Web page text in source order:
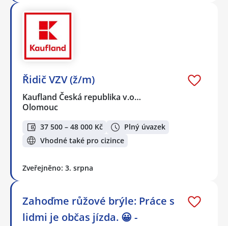
Řidič VZV (ž/m)
Kaufland Česká republika v.o…
Olomouc
37 500 – 48 000 Kč
Plný úvazek
Vhodné také pro cizince
Zveřejněno: 3. srpna
Zahoďme růžové brýle: Práce s
lidmi je občas jízda. 😀 -